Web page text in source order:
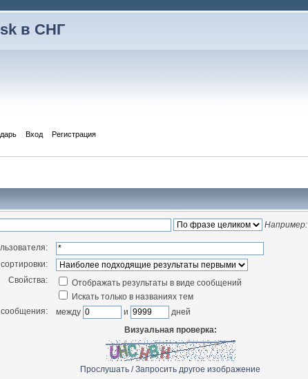
в СНГ
Вход Регистрация
Например:
Свойства:
Отображать результаты в виде сообщений
Искать только в названиях тем
сообщения:
между и
дней
Визуальная проверка:
Прослушать /Запросить другое изображение